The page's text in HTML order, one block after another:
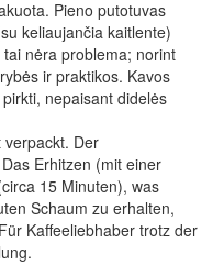
Pieno putotuvas
keliaujančia kaitlente)
nėra problema; norint
ir praktikos. Kavos
nepaisant didelės
verpackt. Der
Erhitzen (mit einer
15 Minuten), was
Schaum zu erhalten,
Kaffeeliebhaber trotz der